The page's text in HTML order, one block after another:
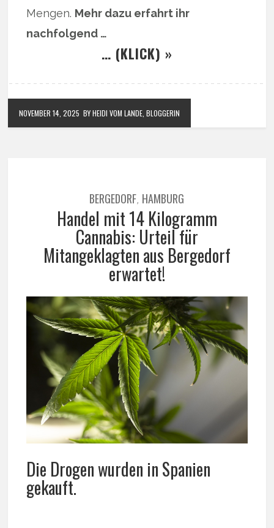
Mengen. Mehr dazu erfahrt ihr
nachfolgend …
… (KLICK) »
NOVEMBER 14, 2025 BY HEIDI VOM LANDE, BLOGGERIN
BERGEDORF, HAMBURG
Handel mit 14 Kilogramm
Cannabis: Urteil für
Mitangeklagten aus Bergedorf
erwartet!
Die Drogen wurden in Spanien
gekauft.